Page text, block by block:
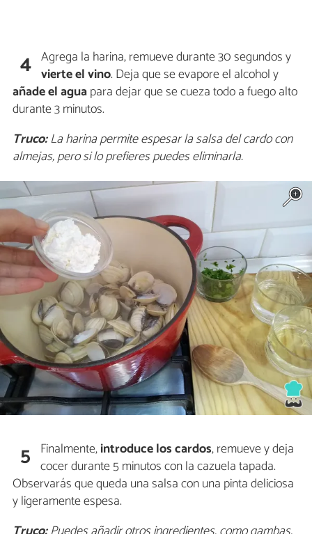
4 Agrega la harina, remueve durante 30 segundos y
vierte el vino. Deja que se evapore el alcohol y
añade el aguapara dejar que se cueza todo a fuego alto
durante 3 minutos.
Truco:La harina permite espesar la salsa del cardo con
almejas, pero si lo prefieres puedes eliminarla.
5 Finalmente,introduce los cardos, remueve y deja
cocer durante 5 minutos con la cazuela tapada.
Observarás que queda una salsa con una pinta deliciosa
y ligeramente espesa.